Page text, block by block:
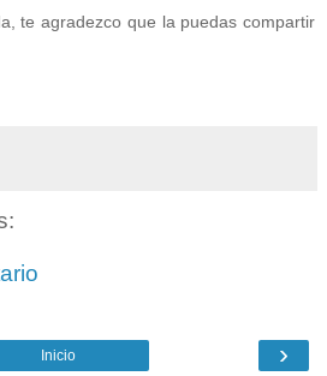
te agradezco que la puedas compartir
›
Inicio